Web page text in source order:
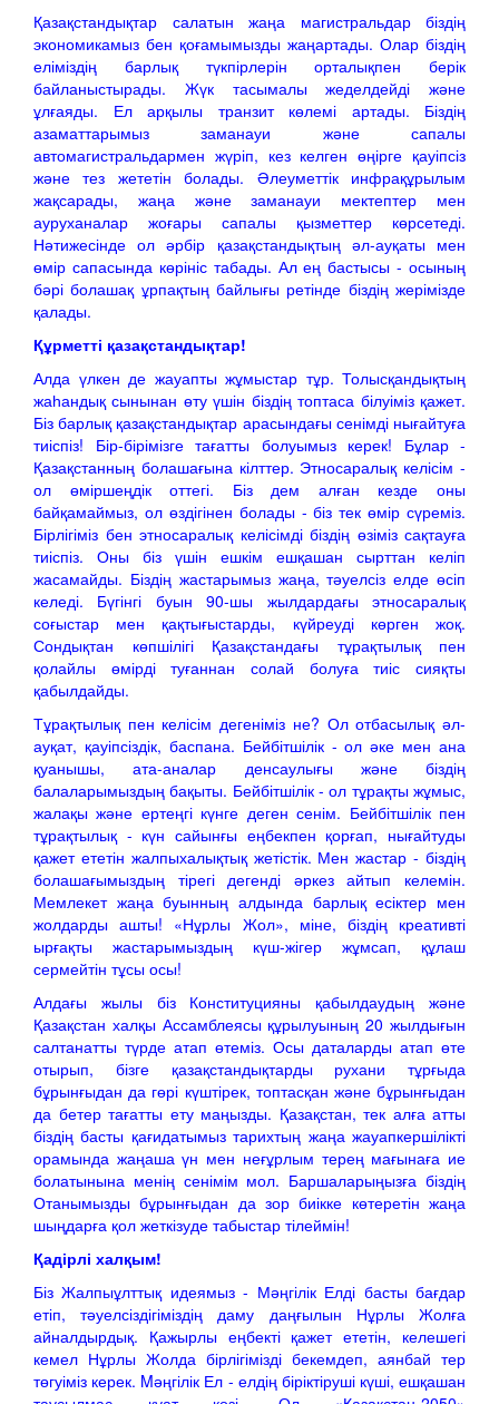
Қазақстандықтар салатын жаңа магистральдар біздің
экономикамыз бен қоғамымызды жаңартады. Олар біздің
еліміздің барлық түкпірлерін орталықпен берік
байланыстырады. Жүк тасымалы жеделдейді және
ұлғаяды. Ел арқылы транзит көлемі артады. Біздің
азаматтарымыз заманауи және сапалы
автомагистральдармен жүріп, кез келген өңірге қауіпсіз
және тез жететін болады. Әлеуметтік инфрақұрылым
жақсарады, жаңа және заманауи мектептер мен
ауруханалар жоғары сапалы қызметтер көрсетеді.
Нәтижесінде ол әрбір қазақстандықтың әл-ауқаты мен
өмір сапасында көрініс табады. Ал ең бастысы - осының
бәрі болашақ ұрпақтың байлығы ретінде біздің жерімізде
қалады.
Құрметті қазақстандықтар!
Алда үлкен де жауапты жұмыстар тұр. Толысқандықтың
жаһандық сынынан өту үшін біздің топтаса білуіміз қажет.
Біз барлық қазақстандықтар арасындағы сенімді нығайтуға
тиіспіз! Бір-бірімізге тағатты болуымыз керек! Бұлар -
Қазақстанның болашағына кілттер. Этносаралық келісім -
ол өміршеңдік оттегі. Біз дем алған кезде оны
байқамаймыз, ол өздігінен болады - біз тек өмір сүреміз.
Бірлігіміз бен этносаралық келісімді біздің өзіміз сақтауға
тиіспіз. Оны біз үшін ешкім ешқашан сырттан келіп
жасамайды. Біздің жастарымыз жаңа, тәуелсіз елде өсіп
келеді. Бүгінгі буын 90-шы жылдардағы этносаралық
соғыстар мен қақтығыстарды, күйреуді көрген жоқ.
Сондықтан көпшілігі Қазақстандағы тұрақтылық пен
қолайлы өмірді туғаннан солай болуға тиіс сияқты
қабылдайды.
Тұрақтылық пен келісім дегеніміз не? Ол отбасылық әл-
ауқат, қауіпсіздік, баспана. Бейбітшілік - ол әке мен ана
қуанышы, ата-аналар денсаулығы және біздің
балаларымыздың бақыты. Бейбітшілік - ол тұрақты жұмыс,
жалақы және ертеңгі күнге деген сенім. Бейбітшілік пен
тұрақтылық - күн сайынғы еңбекпен қорғап, нығайтуды
қажет ететін жалпыхалықтық жетістік. Мен жастар - біздің
болашағымыздың тірегі дегенді әркез айтып келемін.
Мемлекет жаңа буынның алдында барлық есіктер мен
жолдарды ашты! «Нұрлы Жол», міне, біздің креативті
ырғақты жастарымыздың күш-жігер жұмсап, құлаш
сермейтін тұсы осы!
Алдағы жылы біз Конституцияны қабылдаудың және
Қазақстан халқы Ассамблеясы құрылуының 20 жылдығын
салтанатты түрде атап өтеміз. Осы даталарды атап өте
отырып, бізге қазақстандықтарды рухани тұрғыда
бұрынғыдан да гөрі күштірек, топтасқан және бұрынғыдан
да бетер тағатты ету маңызды. Қазақстан, тек алға атты
біздің басты қағидатымыз тарихтың жаңа жауапкершілікті
орамында жаңаша үн мен неғұрлым терең мағынаға ие
болатынына менің сенімім мол. Баршаларыңызға біздің
Отанымызды бұрынғыдан да зор биікке көтеретін жаңа
шыңдарға қол жеткізуде табыстар тілеймін!
Қадірлі халқым!
Біз Жалпыұлттық идеямыз - Мәңгілік Елді басты бағдар
етіп, тәуелсіздігіміздің даму даңғылын Нұрлы Жолға
айналдырдық. Қажырлы еңбекті қажет ететін, келешегі
кемел Нұрлы Жолда бірлігімізді бекемдеп, аянбай тер
төгуіміз керек. Mәңгілік Ел - елдің біріктіруші күші, ешқашан